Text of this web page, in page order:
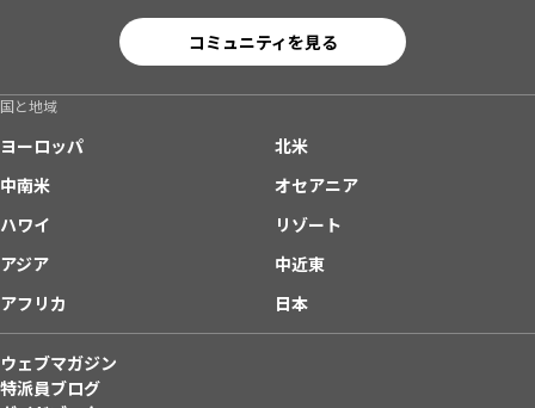
コミュニティを見る
国と地域
ヨーロッパ
北米
中南米
オセアニア
ハワイ
リゾート
アジア
中近東
アフリカ
日本
ウェブマガジン
特派員ブログ